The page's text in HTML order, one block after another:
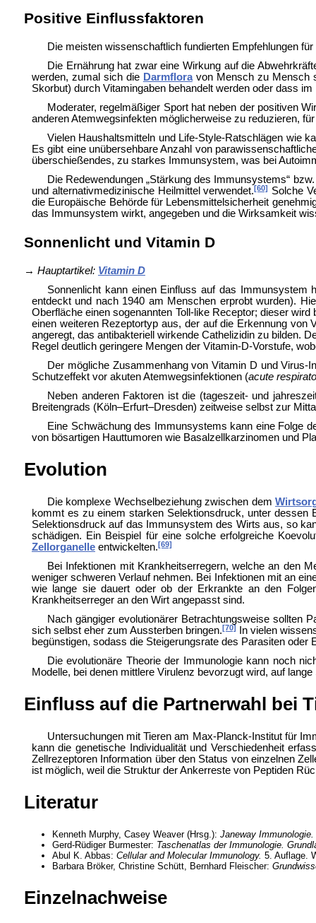
Positive Einflussfaktoren
Die meisten wissenschaftlich fundierten Empfehlungen
Die Ernährung hat zwar eine Wirkung auf die
werden, zumal sich die Darmfloravon Mensch zu Mensch
Skorbut) durch Vitamingaben behandelt werden oder dass
Moderater, regelmäßiger Sport hat neben der positiven
anderen Atemwegsinfekten möglicherweise zu reduzieren,
Vielen Haushaltsmitteln und Life-Style-Ratschlägen wie
Es gibt eine unübersehbare Anzahl von
überschießendes, zu starkes Immunsystem, was bei
Die Redewendungen „Stärkung des Immunsystems“
und alternativmedizinische Heilmittel verwendet.[60] Solche
die Europäische Behörde für Lebensmittelsicherheit
das Immunsystem wirkt, angegeben und die Wirksamkeit
Sonnenlicht und Vitamin D
→ Hauptartikel: Vitamin D
Sonnenlicht kann einen Einfluss auf das
entdeckt und nach 1940 am Menschen erprobt wurden).
Oberfläche einen sogenannten Toll-like Receptor; dieser
einen weiteren Rezeptortyp aus, der auf die Erkennung
angeregt, das antibakteriell wirkendeCathelizidin zu bilden.
Regel deutlich geringere Mengen der Vitamin-D-Vorstufe,
Der mögliche Zusammenhang von Vitamin D und Virus-
Schutzeffekt vor akuten Atemwegsinfektionen (acute
Neben anderen Faktoren ist die (tageszeit- und
Breitengrads (Köln–Erfurt–Dresden) zeitweise selbst zur
Eine Schwächung des Immunsystems kann eine Folge
von bösartigen Hauttumoren wie Basalzellkarzinomen und
Evolution
Die komplexe Wechselbeziehung zwischen dem
kommt es zu einem starken Selektionsdruck, unter dessen
Selektionsdruck auf das Immunsystem des Wirts aus, so
schädigen. Ein Beispiel für eine solche erfolgreiche
Zellorganelleentwickelten.[69]
Bei Infektionen mit Krankheitserregern, welche an den
weniger schweren Verlauf nehmen. Bei Infektionen mit an
wie lange sie dauert oder ob der Erkrankte an den
Krankheitserreger an den Wirt angepasst sind.
Nach gängiger evolutionärer Betrachtungsweise sollten
sich selbst eher zum Aussterben bringen.[70]In vielen
begünstigen, sodass die Steigerungsrate des Parasiten oder
Die evolutionäre Theorie der Immunologie kann noch
Modelle, bei denen mittlere Virulenz bevorzugt wird, auf
Einfluss auf die Partnerwahl bei
Untersuchungen mit Tieren am Max-Planck-Institut für
kann die genetische Individualität und Verschiedenheit
Zellrezeptoren Information über den Status von einzelnen
ist möglich, weil die Struktur der Ankerreste von Peptiden
Literatur
Kenneth Murphy, Casey Weaver (Hrsg.): Janeway Immunologie.
Gerd-Rüdiger Burmester: Taschenatlas der Immunologie.
Abul K. Abbas: Cellular and Molecular Immunology. 5. Auflage.
Barbara Bröker, Christine Schütt, Bernhard Fleischer:
Einzelnachweise